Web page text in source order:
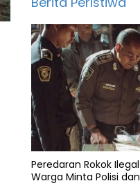
Peredaran Rokok
Warga Minta Polisi